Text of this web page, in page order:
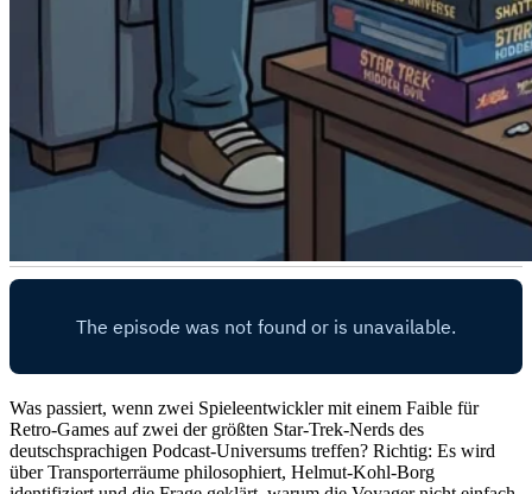
Was passiert, wenn zwei Spieleentwickler mit einem Faible für
Retro-Games auf zwei der größten Star-Trek-Nerds des
deutschsprachigen Podcast-Universums treffen? Richtig: Es wird
über Transporterräume philosophiert, Helmut-Kohl-Borg